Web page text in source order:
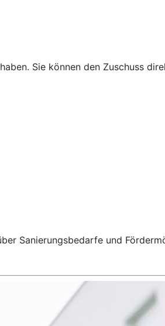
Sie können den Zuschuss
Sanierungsbedarfe und